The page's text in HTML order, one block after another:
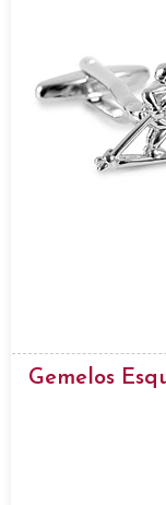
Gemelos